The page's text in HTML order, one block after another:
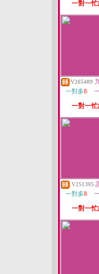
一對一忙
V265489
一對多8
一對一忙
V251395
一對多8
一對一忙